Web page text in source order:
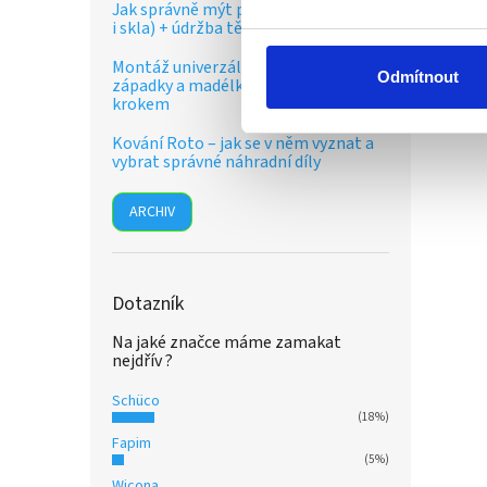
Odmítnout
Jak správně mýt plastová okna (rámy
i skla) + údržba těsnění a kování
Montáž univerzální balkonové
západky a madélka – návod krok za
krokem
Kování Roto – jak se v něm vyznat a
vybrat správné náhradní díly
ARCHIV
Dotazník
Na jaké značce máme zamakat
nejdřív ?
Schüco
(18%)
Fapim
(5%)